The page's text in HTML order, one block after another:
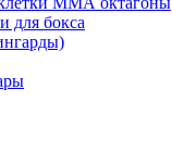
для бокса